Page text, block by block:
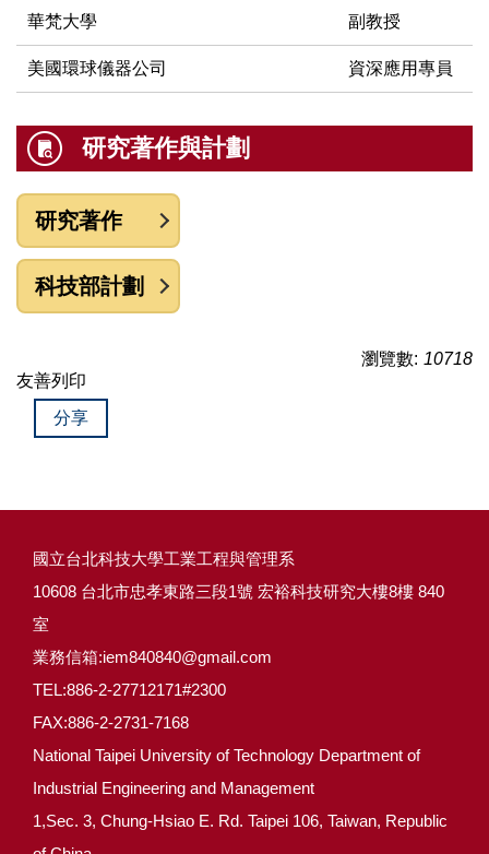
華梵大學 副教授
美國環球儀器公司 資深應用專員
研究著作與計劃
研究著作
科技部計劃
瀏覽數: 10718
友善列印
分享
國立台北科技大學工業工程與管理系
10608 台北市忠孝東路三段1號 宏裕科技研究大樓8樓 840
室
業務信箱:iem840840@gmail.com
TEL:886-2-27712171#2300
FAX:886-2-2731-7168
National Taipei University of Technology Department of
Industrial Engineering and Management
1,Sec. 3, Chung-Hsiao E. Rd. Taipei 106, Taiwan, Republic